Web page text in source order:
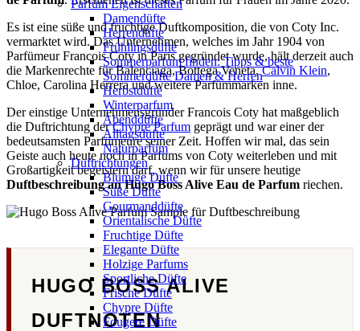
Parfüm Eigenschaften
Damendüfte
Herrendüfte
Frühlingsdüfte
Sommerparfum finden: Tipps & beste
Sommerdüfte Damen & Herren
Herbstdüfte
Winterparfum
Abenddüfte
Alltagsdüfte
Naturparfüm
Duftrichtungen
Blumige Düfte
Süße Düfte
Gourmanddüfte
Orientalische Düfte
Fruchtige Düfte
Elegante Düfte
Holzige Parfums
Sportliche Düfte
Frische Düfte
Chypre Düfte
Fougere Düfte
Es ist eine süße und fruchtige Duftkomposition, die von Coty Inc.
vermarktet wird. Das Unternehmen, welches im Jahr 1904 von
Parfümeur Francois Coty in Paris gegründet wurde, hält derzeit auch
die Markenrechte für Balenciaga, Bottega Veneta,Calvin Klein,
Chloe, Carolina Herrera und weitere Parfümmarken inne.
Der einstige Unternehmensgründer Francois Coty hat maßgeblich
die Duftrichtung derChypre Parfum geprägt und war einer der
bedeutsamsten Parfümeure seiner Zeit. Hoffen wir mal, das sein
Geiste auch heute noch in Parfums von Coty weiterleben und mit
Großartigkeit begeistern darf, wenn wir für unsere heutige
Duftbeschreibung an Hugo Boss Alive Eau de Parfum riechen.
HUGO BOSS ALIVE
DUFTNOTEN